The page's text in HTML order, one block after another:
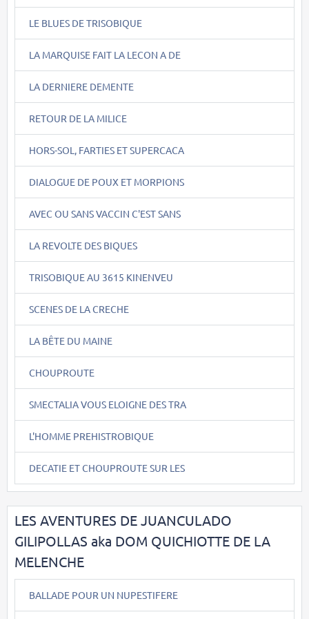
LE BLUES DE TRISOBIQUE
LA MARQUISE FAIT LA LECON A DE
LA DERNIERE DEMENTE
RETOUR DE LA MILICE
HORS-SOL, FARTIES ET SUPERCACA
DIALOGUE DE POUX ET MORPIONS
AVEC OU SANS VACCIN C'EST SANS
LA REVOLTE DES BIQUES
TRISOBIQUE AU 3615 KINENVEU
SCENES DE LA CRECHE
LA BÊTE DU MAINE
CHOUPROUTE
SMECTALIA VOUS ELOIGNE DES TRA
L'HOMME PREHISTROBIQUE
DECATIE ET CHOUPROUTE SUR LES
LES AVENTURES DE JUANCULADO
GILIPOLLAS aka DOM QUICHIOTTE DE LA
MELENCHE
BALLADE POUR UN NUPESTIFERE